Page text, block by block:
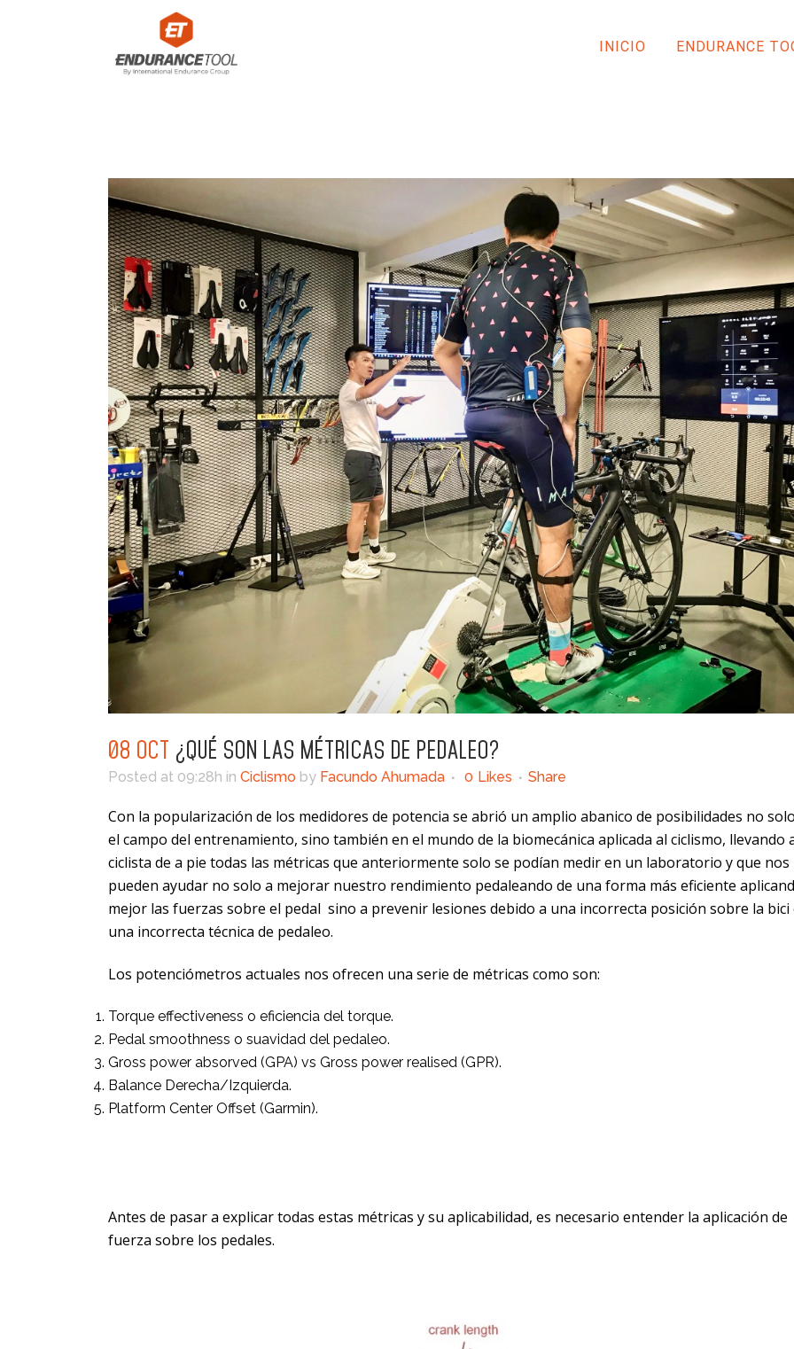
INICIO ENDURANCE
08 OCT ¿QUÉ SON LAS MÉTRICAS DE PEDALEO?
Posted at 09:28h in Ciclismo by Facundo Ahumada 0 Likes Share
Con la popularización de los medidores de potencia se abrió un amplio abanico de posibilidades no
el campo del entrenamiento, sino también en el mundo de la biomecánica aplicada al ciclismo, llevando
ciclista de a pie todas las métricas que anteriormente solo se podían medir en un laboratorio y que nos
pueden ayudar no solo a mejorar nuestro rendimiento pedaleando de una forma más eficiente
mejor las fuerzas sobre el pedal sino a prevenir lesiones debido a una incorrecta posición sobre la bici
una incorrecta técnica de pedaleo.
Los potenciómetros actuales nos ofrecen una serie de métricas como son:
Torque effectiveness o eficiencia del torque.
Pedal smoothness o suavidad del pedaleo.
Gross power absorved (GPA) vs Gross power realised (GPR).
Balance Derecha/Izquierda.
Platform Center Offset (Garmin).
Antes de pasar a explicar todas estas métricas y su aplicabilidad, es necesario entender la aplicación de
fuerza sobre los pedales.